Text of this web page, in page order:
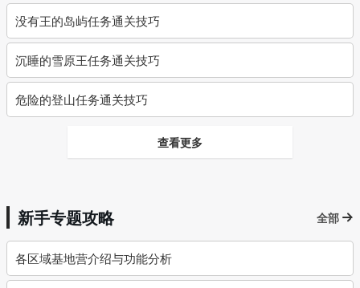
没有王的岛屿任务通关技巧
沉睡的雪原王任务通关技巧
危险的登山任务通关技巧
查看更多
新手专题攻略 全部
各区域基地营介绍与功能分析